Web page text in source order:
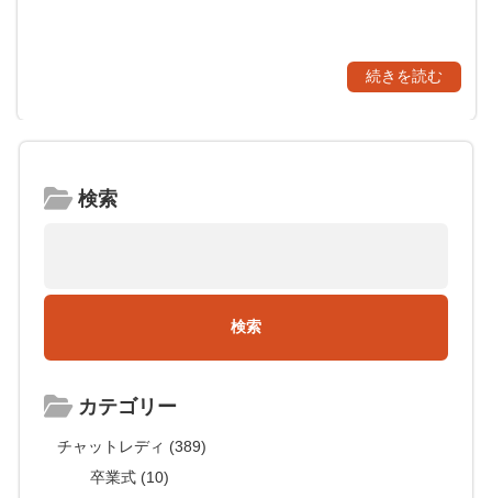
続きを読む
検索
カテゴリー
チャットレディ (389)
卒業式 (10)